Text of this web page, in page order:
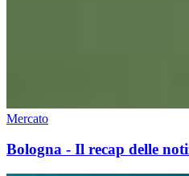
Mercato
Bologna - Il recap delle